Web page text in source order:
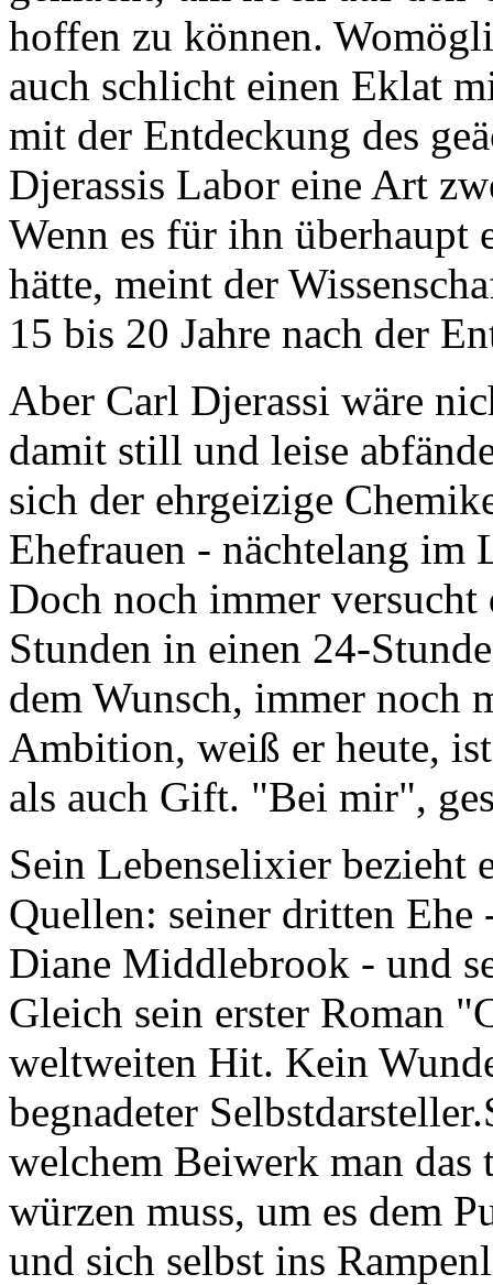
hoffen zu können.
auch schlicht einen Eklat
mit der Entdeckung des
Djerassis Labor eine Art
Wenn es für ihn überhaupt
hätte, meint der
15 bis 20 Jahre nach der
Aber Carl Djerassi wäre
damit still und leise
sich der ehrgeizige
Ehefrauen - nächtelang im
Doch noch immer
Stunden in einen 24-
dem Wunsch, immer noch
Ambition, weiß er heute,
als auch Gift. "Bei mir",
Sein Lebenselixier bezieht
Quellen: seiner dritten
Diane Middlebrook - und
Gleich sein erster Roman
weltweiten Hit. Kein
begnadeter
welchem Beiwerk man das
würzen muss, um es dem
und sich selbst ins